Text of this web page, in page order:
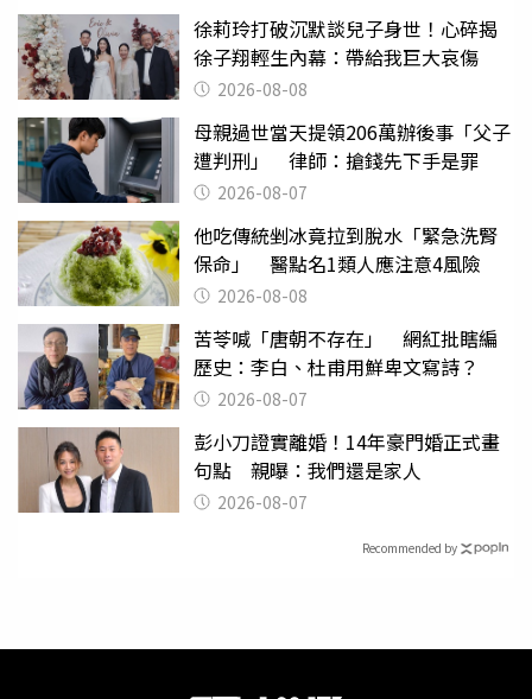
徐莉玲打破沉默談兒子身世！心碎揭
徐子翔輕生內幕：帶給我巨大哀傷
2026-08-08
母親過世當天提領206萬辦後事「父子
遭判刑」 律師：搶錢先下手是罪
2026-08-07
他吃傳統剉冰竟拉到脫水「緊急洗腎
保命」 醫點名1類人應注意4風險
2026-08-08
苦苓喊「唐朝不存在」 網紅批瞎編
歷史：李白、杜甫用鮮卑文寫詩？
2026-08-07
彭小刀證實離婚！14年豪門婚正式畫
句點 親曝：我們還是家人
2026-08-07
Recommended by